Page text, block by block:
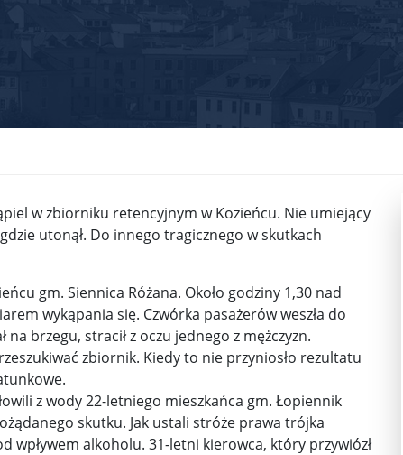
Trump zaostrza wojnę celną z Kanadą. Biały ... Wojna Rosji z
Czy Powstanie Warszawskie było potrzebne i ...
Traczyk-Stawska: Szczucie dziś na Niemców to ...
Konrad Krajewski o słowach „Polska dla Polak ... Najstarsza
Rusecka z PiS krytykuje Grzegorza Brauna. ...
u stóp Trumpa. Negocjuj albo płać 50 proc. ...
w zbiorniku retencyjnym w Kozieńcu. Nie umiejący
utonął. Do innego tragicznego w skutkach
gm. Siennica Różana. Około godziny 1,30 nad
wykąpania się. Czwórka pasażerów weszła do
brzegu, stracił z oczu jednego z mężczyzn.
zbiornik. Kiedy to nie przyniosło rezultatu
z wody 22-letniego mieszkańca gm. Łopiennik
skutku. Jak ustali stróże prawa trójka
wpływem alkoholu. 31-letni kierowca, który przywiózł